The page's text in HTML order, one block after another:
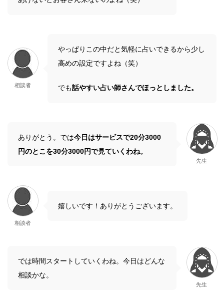
相談者
やっぱりこの中だと気軽に占いできるから少し
高めの設定ですよね（笑）
でも話やすい占い師さんでほっとしました。
ありがとう。では今日はサービスで20分3000
円のとこを30分3000円で見ていくわね。
先生
相談者
嬉しいです！ありがとうございます。
では時間スタートしていくわね。今日はどんな
相談かな。
先生